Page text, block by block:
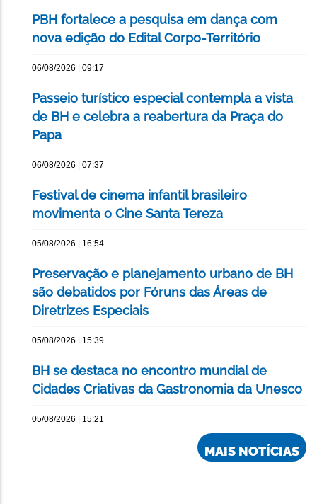
PBH fortalece a pesquisa em dança com
nova edição do Edital Corpo-Território
06/08/2026 | 09:17
Passeio turístico especial contempla a vista
de BH e celebra a reabertura da Praça do
Papa
06/08/2026 | 07:37
Festival de cinema infantil brasileiro
movimenta o Cine Santa Tereza
05/08/2026 | 16:54
Preservação e planejamento urbano de BH
são debatidos por Fóruns das Áreas de
Diretrizes Especiais
05/08/2026 | 15:39
BH se destaca no encontro mundial de
Cidades Criativas da Gastronomia da Unesco
05/08/2026 | 15:21
MAIS NOTÍCIAS